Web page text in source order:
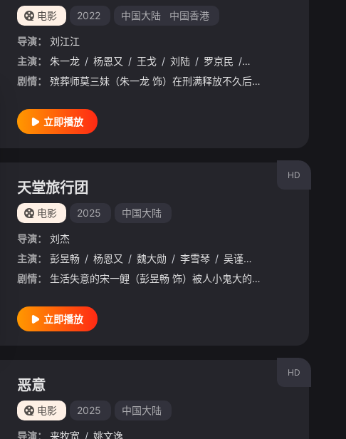
电影 2022 中国大陆 中国香港
导演：
刘江江
主演：
朱一龙 / 杨恩又 / 王戈 / 刘陆 / 罗京民 / 吴倩
剧情：
殡葬师莫三妹（朱一龙 饰）在刑满释放不久后的一次出殡中，遇到了孤儿武小文（杨恩又 饰），小文的出现，意外地改变了莫三妹对职业和生活的态度。
立即播放
李建义 / 王戈 / 张维伊 / 高海宝 / 斯力更 / 李依晓
HD
天堂旅行团
电影 2025 中国大陆
导演：
刘杰
主演：
彭昱畅 / 杨恩又 / 魏大勋 / 李雪琴 / 吴谨言
剧情：
生活失意的宋一鲤（彭昱畅 饰）被人小鬼大的女孩余小聚（杨恩又 饰）“绑架”踏上未知旅程。旅途中他们和形形色色的人一起分享欢笑泪水，彼此温暖治愈，撕开暗夜照亮深渊。人生所有起落和灿烂，都是独一无二的体验
立即播放
HD
恶意
电影 2025 中国大陆
导演： 来牧宽 / 姚文逸